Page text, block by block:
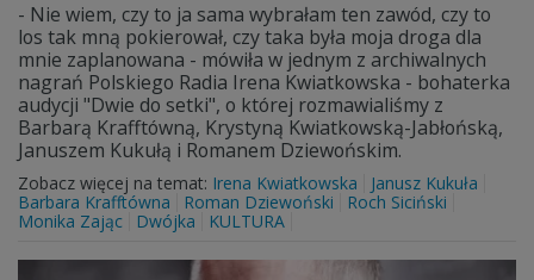
- Nie wiem, czy to ja sama wybrałam ten zawód, czy to
los tak mną pokierował, czy taka była moja droga dla
mnie zaplanowana - mówiła w jednym z archiwalnych
nagrań Polskiego Radia Irena Kwiatkowska - bohaterka
audycji "Dwie do setki", o której rozmawialiśmy z
Barbarą Krafftówną, Krystyną Kwiatkowską-Jabłońską,
Januszem Kukułą i Romanem Dziewońskim.
Zobacz więcej na temat: Irena Kwiatkowska
Janusz Kukuła
Barbara Krafftówna
Roman Dziewoński
Roch Siciński
Monika Zając
Dwójka KULTURA